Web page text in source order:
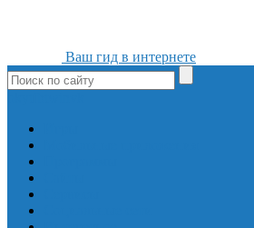
Ваш гид в интернете